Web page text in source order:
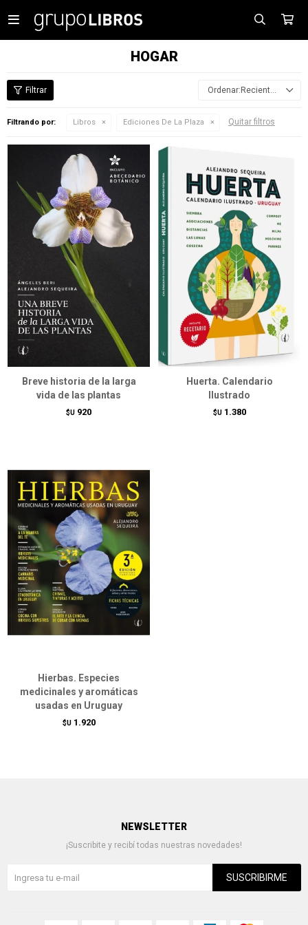

HOGAR
Recientes
Filtrando por: Libros Ediciones De La Plaza Quitar filtros
Breve historia de la larga
vida de las plantas
$U 920
Huerta. Calendario
Ilustrado
$U 1.380
Hierbas. Especies
medicinales y aromáticas
usadas en Uruguay
$U 1.920
NEWSLETTER
¡Suscribite y recibí todas nuestras novedades!
SUSCRIBIRME